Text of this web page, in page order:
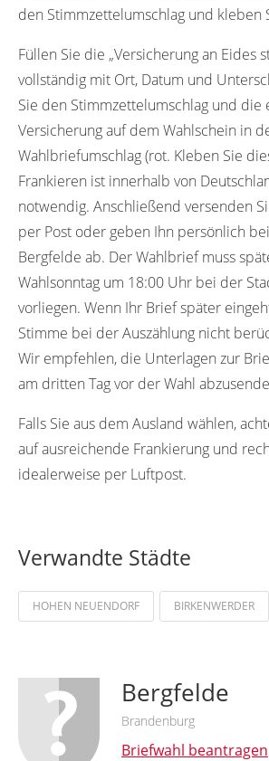
den Stimmzettelumschlag und kleben
Füllen Sie die „Versicherung an Eides
vollständig mit Ort, Datum und
Sie den Stimmzettelumschlag und die
Versicherung auf dem Wahlschein in
Wahlbriefumschlag (rot. Kleben Sie
Frankieren ist innerhalb von
notwendig. Anschließend versenden
per Post oder geben Ihn persönlich
Bergfelde ab. Der Wahlbrief muss
Wahlsonntag um 18:00 Uhr bei der
vorliegen. Wenn Ihr Brief später
Stimme bei der Auszählung nicht
Wir empfehlen, die Unterlagen zur
am dritten Tag vor der Wahl
Falls Sie aus dem Ausland wählen,
auf ausreichende Frankierung und
idealerweise per Luftpost.
Verwandte Städte
HOHEN NEUENDORF BIRKENWERDER
Bergfelde
Brandenburg
Briefwahl beantragen